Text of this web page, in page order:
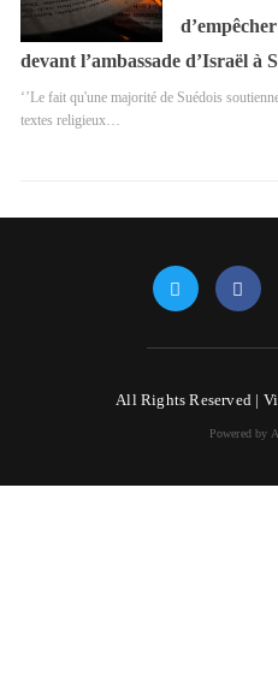
devant l’ambassade d’Israël à
‘’Le fait qu'une majorité de Suédois
textes religieux…
All Rights Reserved |
Powered by